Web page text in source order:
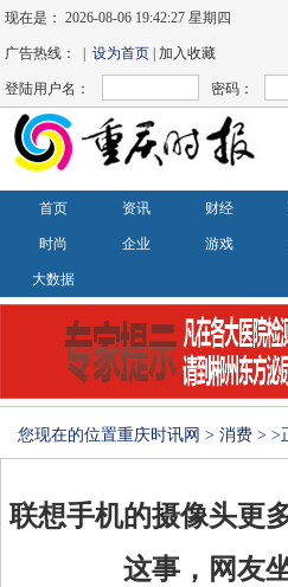
现在是：2026-08-06 19:42:27 星期四
广告热线： |设为首页 | 加入收藏
登陆用户名： 密码：
首页 资讯 财经
时尚 企业 游戏
大数据
您现在的位置重庆时讯网 > 消费 > >
联想手机的摄像头更
这事，网友